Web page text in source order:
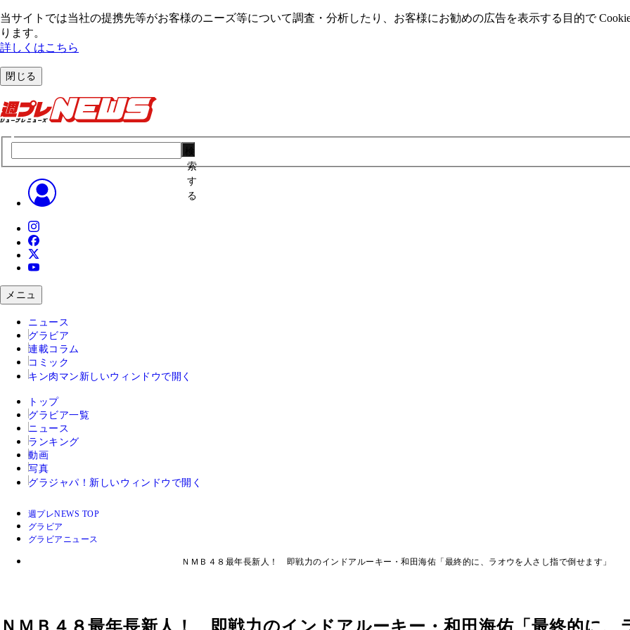
当サイトでは当社の提携先等がお客様のニーズ等について調査・分析したり、お客様にお勧めの広告を表⽰する⽬的で
ります。
詳しくはこちら
閉じる
索
す
る
メニュ
ニュース
グラビア
連載コラム
コミック
キン肉マン 新しいウィンドウで開く
トップ
グラビア一覧
ニュース
ランキング
動画
写真
グラジャパ！ 新しいウィンドウで開く
週プレNEWS TOP
グラビア
グラビアニュース
ＮＭＢ４８最年長新人！ 即戦力のインドアルーキー・和田海佑「最終的に、ラオウを人さし指で倒せます」
ＮＭＢ４８最年長新人！ 即戦力のインドアルーキー・和田海佑「最終的に、